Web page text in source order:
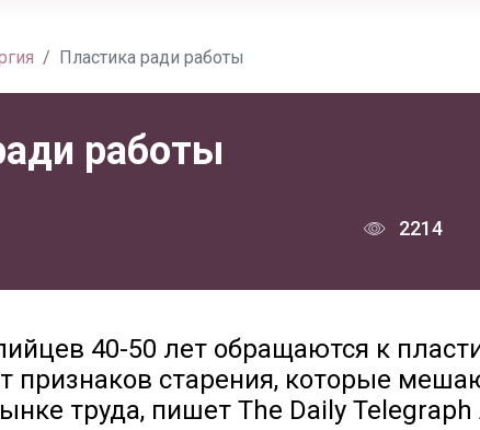
Пластика ради работы
работы
2214
40-50 лет обращаются к
признаков старения, которые
труда, пишет The Daily